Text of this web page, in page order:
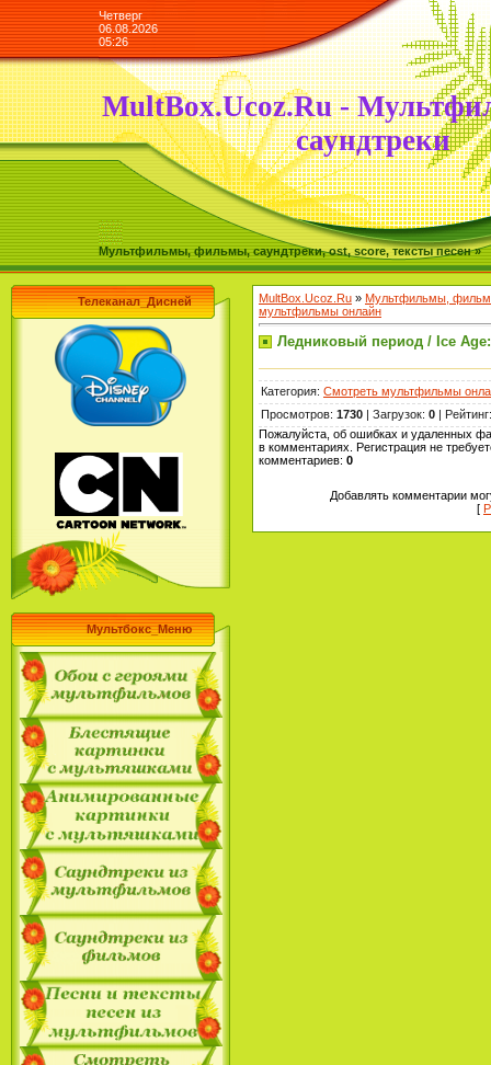
Четверг
06.08.2026
05:26
MultBox.Ucoz.Ru -
саундтреки
Мультфильмы, фильмы, саундтреки, ost, score, тексты песен »
Телеканал_Дисней
Мультбокс_Меню
MultBox.Ucoz.Ru » Мультфильмы,
мультфильмы онлайн
Ледниковый период / Ice
Категория: Смотреть мультфильмы
Просмотров: 1730 | Загрузок: 0 | Рейтинг
Пожалуйста, об ошибках и удаленных
в комментариях. Регистрация не
комментариев: 0
Добавлять комментарии
[